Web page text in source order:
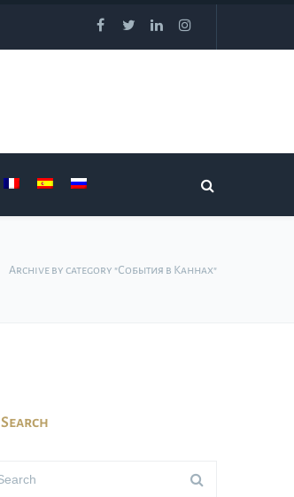
Archive by category "События в Каннах"
Search